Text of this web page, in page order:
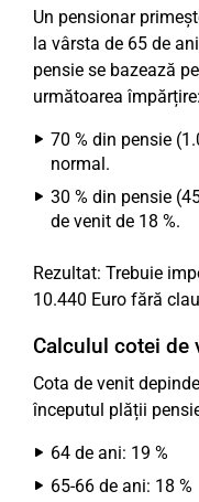
Un pensionar
la vârsta de 65 de
pensie se bazează
următoarea împărțire:
70 % din pensie
normal.
30 % din pensie
de venit de 18 %.
Rezultat: Trebuie
10.440 Euro fără
Calculul cotei de
Cota de venit
începutul plății
64 de ani: 19 %
65-66 de ani: 18 %